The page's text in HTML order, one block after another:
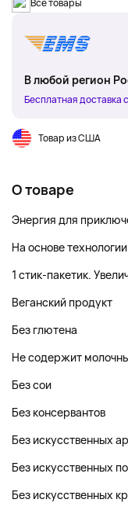
Все товары
В любой регион
Бесплатная доставка
Товар из США
О товаре
Энергия для
На основе
1 стик-пакетик.
Веганский продукт
Без глютена
Не содержит
Без сои
Без консервантов
Без искусственных
Без искусственных
Без искусственных